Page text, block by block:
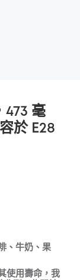
473 毫
於 E28
、牛奶、果
使用壽命，我